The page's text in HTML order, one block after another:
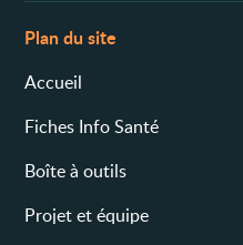
Plan du site
Accueil
Fiches Info Santé
Boîte à outils
Projet et équipe